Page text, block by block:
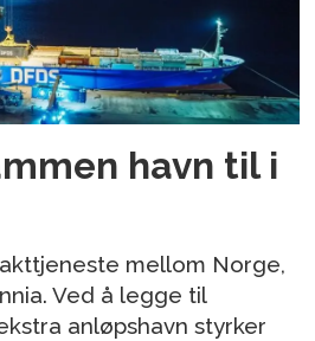
havn til i
mellom Norge,
Ved å legge til
anløpshavn styrker